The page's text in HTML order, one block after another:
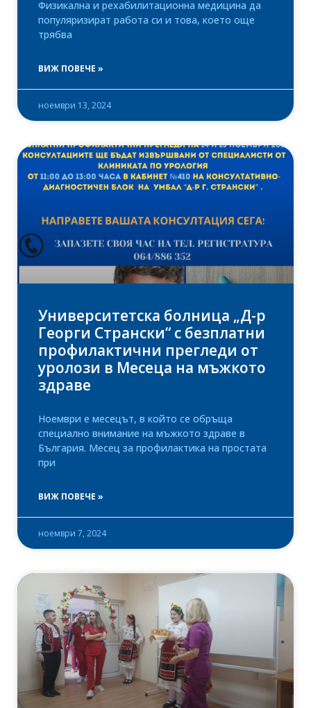
Физикална и рехабилитационна медицина да
популяризират работа си и това, което още
трябва
ВИЖ ПОВЕЧЕ »
ноември 13, 2024
Университетска болница „Д-р
Георги Странски“ с безплатни
профилактични прегледи от
уролози в Месеца на мъжкото
здраве
Ноември е месецът, в който се обръща
специално внимание на мъжкото здраве в
България. Месец за профилактика на простата
при
ВИЖ ПОВЕЧЕ »
ноември 7, 2024